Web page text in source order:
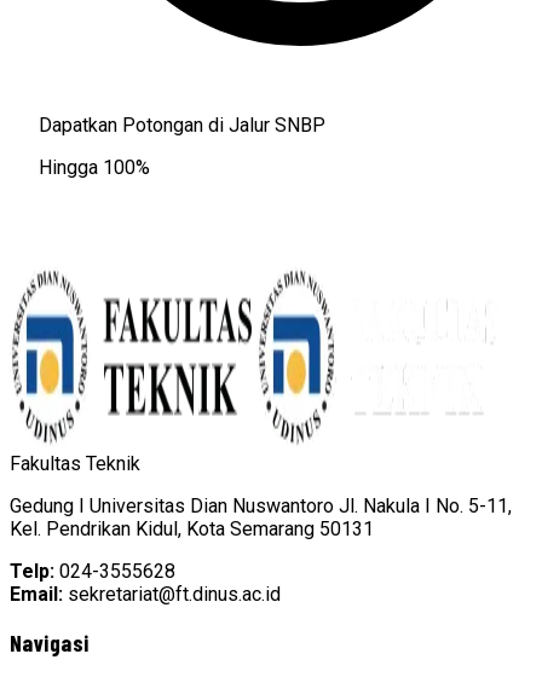
Dapatkan Potongan di Jalur SNBP
Hingga 100%
Fakultas Teknik
Gedung I Universitas Dian Nuswantoro Jl. Nakula I No. 5-11,
Kel. Pendrikan Kidul, Kota Semarang 50131
Telp: 024-3555628
Email: sekretariat@ft.dinus.ac.id
Navigasi